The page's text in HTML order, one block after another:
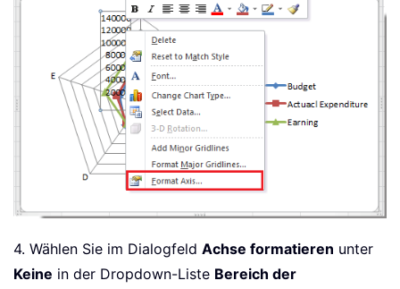
4. Wählen Sie im Dialogfeld Achse formatieren unter
Keine in der Dropdown-Liste Bereich der